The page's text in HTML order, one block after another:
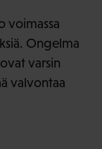
voimassa
Ongelma
varsin
valvontaa